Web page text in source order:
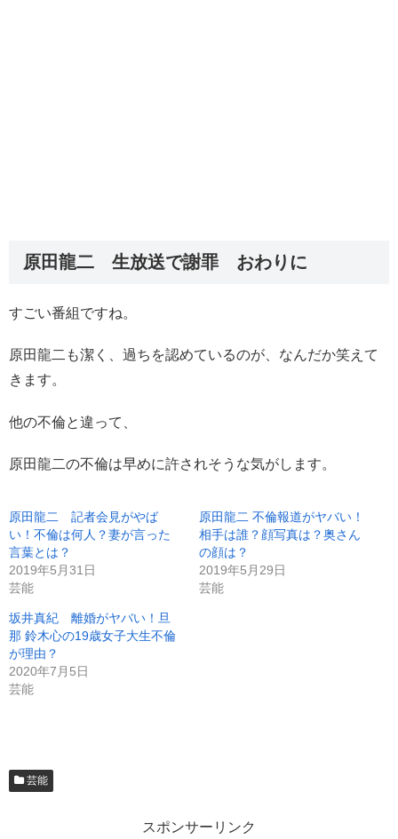
原田龍二 生放送で謝罪 おわりに
すごい番組ですね。
原田龍二も潔く、過ちを認めているのが、なんだか笑えて
きます。
他の不倫と違って、
原田龍二の不倫は早めに許されそうな気がします。
原田龍二 記者会見がやば
い！不倫は何人？妻が言った
言葉とは？
2019年5月31日
芸能
原田龍二 不倫報道がヤバい！
相手は誰？顔写真は？奥さん
の顔は？
2019年5月29日
芸能
坂井真紀 離婚がヤバい！旦
那 鈴木心の19歳女子大生不倫
が理由？
2020年7月5日
芸能
芸能
スポンサーリンク